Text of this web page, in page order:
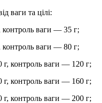
ваги та цілі:
контроль ваги — 35 г;
контроль ваги — 80 г;
г, контроль ваги — 120 г;
г, контроль ваги — 160 г;
г, контроль ваги — 200 г;